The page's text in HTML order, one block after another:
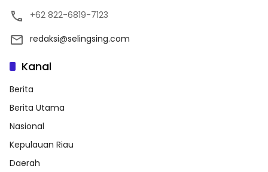
+62 822-6819-7123
redaksi@selingsing.com
Kanal
Berita
Berita Utama
Nasional
Kepulauan Riau
Daerah